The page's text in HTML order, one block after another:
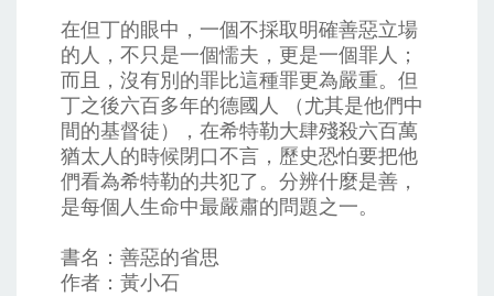
在但丁的眼中，一個不採取明確善惡立場
的人，不只是一個懦夫，更是一個罪人；
而且，沒有別的罪比這種罪更為嚴重。但
丁之後六百多年的德國人 （尤其是他們中
間的基督徒），在希特勒大肆殘殺六百萬
猶太人的時候閉口不言，歷史恐怕要把他
們看為希特勒的共犯了。分辨什麼是善，
是每個人生命中最嚴肅的問題之一。
書名：善惡的省思
作者：黃小石